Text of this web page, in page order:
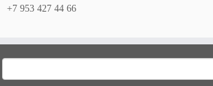
+7 953 427 44 66